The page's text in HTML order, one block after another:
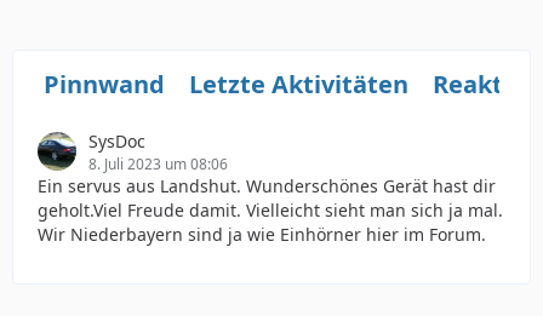
Pinnwand Letzte Aktivitäten
SysDoc
8. Juli 2023 um 08:06
Ein servus aus Landshut. Wunderschönes Gerät hast dir
geholt.Viel Freude damit. Vielleicht sieht man sich ja mal.
Wir Niederbayern sind ja wie Einhörner hier im Forum.